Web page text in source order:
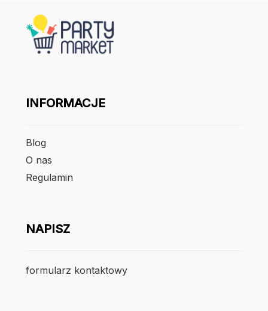
INFORMACJE
Blog
O nas
Regulamin
NAPISZ
formularz kontaktowy